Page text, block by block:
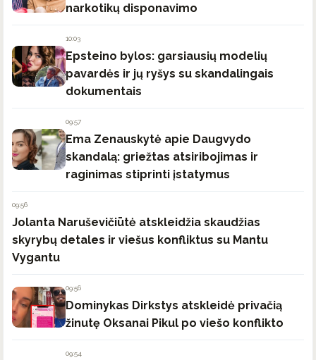
narkotikų disponavimo
10:03
Epsteino bylos: garsiausių modelių
pavardės ir jų ryšys su skandalingais
dokumentais
09:57
Ema Zenauskytė apie Daugvydo
skandalą: griežtas atsiribojimas ir
raginimas stiprinti įstatymus
09:56
Jolanta Naruševičiūtė atskleidžia skaudžias
skyrybų detales ir viešus konfliktus su Mantu
Vygantu
09:56
Dominykas Dirkstys atskleidė privačią
žinutę Oksanai Pikul po viešo konflikto
09:54